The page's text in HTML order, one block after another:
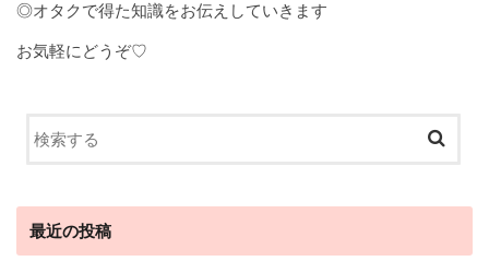
◎オタクで得た知識をお伝えしていきます
お気軽にどうぞ♡
最近の投稿